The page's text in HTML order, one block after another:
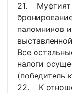
21. Муфтият
паломников
Все
налоги
(победитель
22. К